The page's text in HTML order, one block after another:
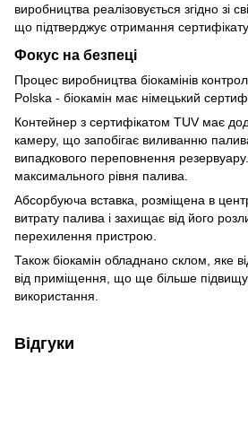
виробництва реалізовується згідно зі
що підтверджує отримання
Фокус на безпеці
Процес виробництва біокамінів
Polska - біокамін має німецький
Контейнер з сертифікатом TUV має
камеру, що запобігає виливанню
випадкового переповнення
максимального рівня палива.
Абсорбуюча вставка, розміщена в
витрату палива і захищає від його
перехилення пристрою.
Також біокамін обладнано склом, яке
від приміщення, що ще більше
використання.
Відгуки